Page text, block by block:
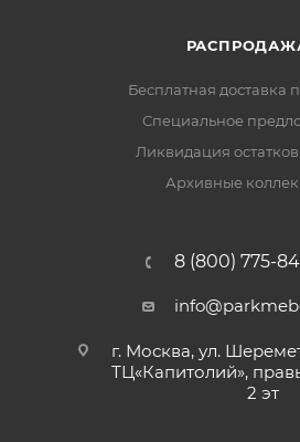
Бесплатная доставка
Специальное
Ликвидация
Архивные
8 (800) 775-
г. Москва, ул.
ТЦ«Капитолий»,
2 эт